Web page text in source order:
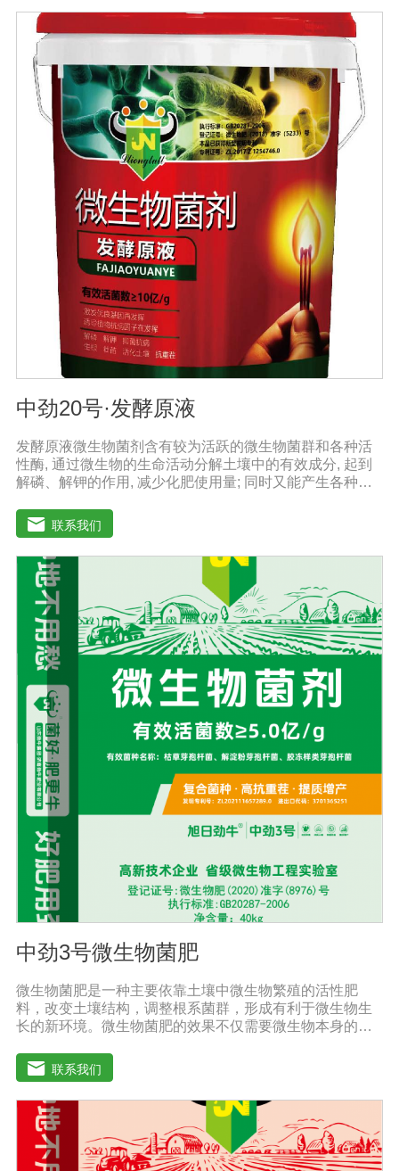
透气，使作物生长旺盛，有效预防由土壤传播的植物病原
及植物缺素引起的黄叶、弱苗、僵苗、死苗烂根、死棵、
枯黄萎等病害，提高植物吸纳肥水的能力，降农残、提品
质、降低农业生产成本，从而达到增产增收的目的。适用
作物：本品登记作物:白菜。实践证明本品在蔬菜、果树、
瓜果、大田、中草药材、花卉、苗木、茶树等多种作物上
具有显著效果。用法用量：◆冲施、滴灌、撒施、机播、
混播、基施、种肥同播均可，一般亩用量18-20公斤，作物
缺素严重且有死苗烂根现象及土壤板结且十传杂菌较多地
块，亩用量30-40公斤。◆具体用法用量请根据土壤及作物
情况，在专业农技人员正确指导下使用。注意事项：1.阴
凉干燥处存放，禁止暴晒和雨淋2.内含大量有益活菌，禁
止与杀菌剂或含铜物质混用3.施用本品时可与多种非强
酸、强碱农药混合施用
中劲20号·发酵原液
发酵原液微生物菌剂含有较为活跃的微生物菌群和各种活
性酶, 通过微生物的生命活动分解土壤中的有效成分, 起到
解磷、解钾的作用, 减少化肥使用量; 同时又能产生各种农
刺激调节植物生长; 并且能产生抗生素、系统防卫酶等多种
物质, 可以抑制细菌或真菌性病害或诱导系统抗性, 间接达
到促进植物生长的作用。【产品功能】1、改善土填养分疏
松土壤, 提高土壤通透性和保水保肥能力, 增加土壤有机质
防止板结, 有效解决因连工连作、重茬等原因造成的减产问
题。2、解磷解钾、提高化肥利用率有效菌能分解土壤中的
有机质, 减少氨肥的流失; 其中解钾解磷菌能将土壤中固化
的化学钾肥、化学磷肥分解转化为速效钾、速效磷。3、改
善作物品质使用菌剂后, 作物中的蛋白质、糖分、氮基酸、
维生素等有益成分含量有所提高, 起到改善作物品质的作
用。4、增强作物的抗逆性能、提高产量分泌赤霉素、细胞
分裂素、生长素等活性物质, 刺激、调节、促进作物的生长
发育, 增强农作物的抗逆性能, 有利于农作物的增产5、预
防、抑制细菌、真菌性病害如:小麦根腐病、镰刀菌、姜腐
病、黄萎病、灰葡萄孢、香蕉与棉花等枯萎病。
联系我们
中劲3号微生物菌肥
微生物菌肥是一种主要依靠土壤中微生物繁殖的活性肥
料，改变土壤结构，调整根系菌群，形成有利于微生物生
长的新环境。微生物菌肥的效果不仅需要微生物本身的活
规模繁殖，在植物根系周围形成有利的种群，防止其他有
害细菌的生命活动，分解土壤有机物，促进土壤颗粒的形
成，通过有益细菌的活性疏松土壤好地调节土壤疏松、肥
料、肥料、水、水、透气性，分解土壤中的农药残留，避
免农药残留对下一季度的作物造成损害。根系排放的有害
物质也能分解植物的生长过程。微生物菌肥的外部条件包
联系我们